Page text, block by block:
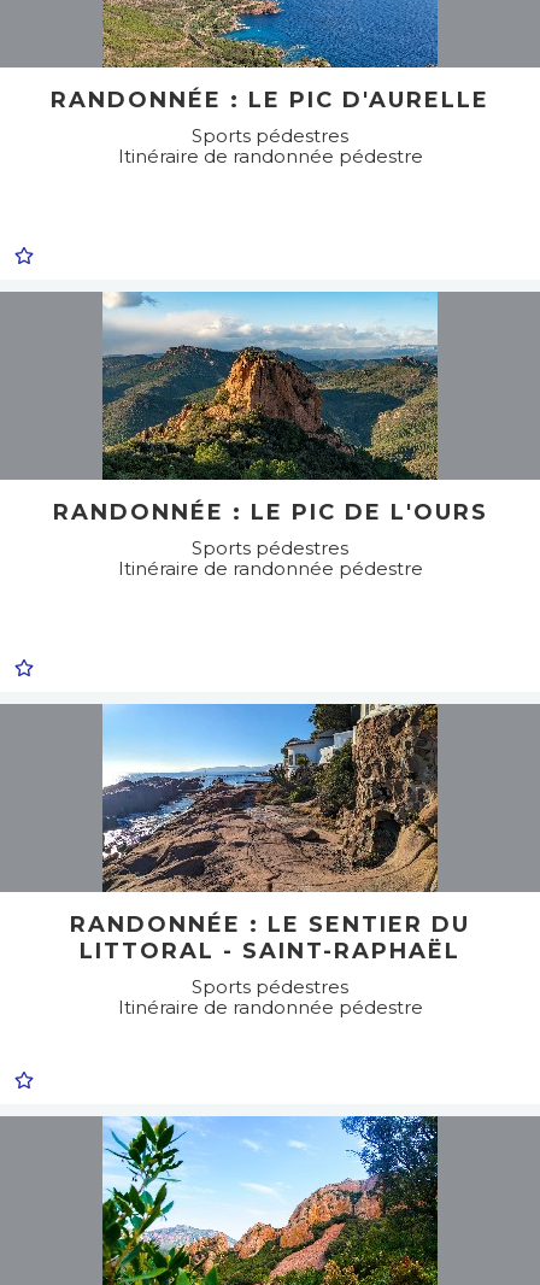
RANDONNÉE : LE PIC D'AURELLE
Sports pédestres
Itinéraire de randonnée pédestre
RANDONNÉE : LE PIC DE L'OURS
Sports pédestres
Itinéraire de randonnée pédestre
RANDONNÉE : LE SENTIER DU
LITTORAL - SAINT-RAPHAËL
Sports pédestres
Itinéraire de randonnée pédestre